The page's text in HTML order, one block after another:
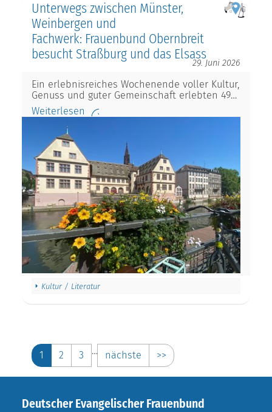
Unterwegs zwischen Münster,
Weinbergen und
Fachwerk: Frauenbund Obernbreit
besucht Straßburg und das Elsass
29. Juni 2026
Ein erlebnisreiches Wochenende voller Kultur,
Genuss und guter Gemeinschaft erlebten 49…
Weiterlesen
Kultur / Literatur
1 2 3 … nächste >>
Deutscher Evangelischer Frauenbund